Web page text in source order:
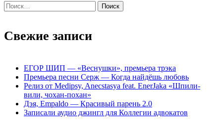
Найти:
Свежие записи
ЕГОР ШИП — «Веснушки», премьера трэка
Премьера песни Серж — Когда найдёшь любовь
Релиз от Medipsy, Anecstasya feat. EnerJaka «Шпили-
вили, чохан-похан»
Дэя, Empaldo — Красивый парень 2.0
Записали аудио джингл для Коллегии адвокатов